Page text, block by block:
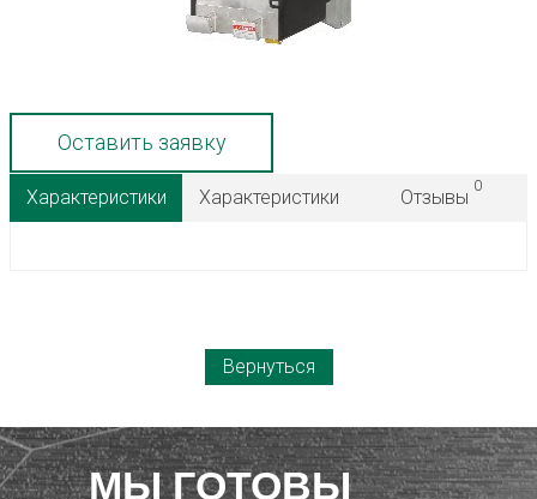
Оставить заявку
Характеристики Характеристики Отзывы
0
Вернуться
МЫ ГОТОВЫ